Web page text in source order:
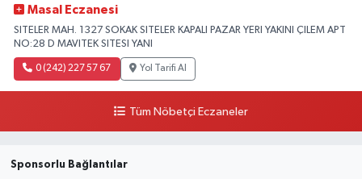
Masal Eczanesi
SITELER MAH. 1327 SOKAK SITELER KAPALI PAZAR YERI YAKINI ÇILEM APT
NO:28 D MAVITEK SITESI YANI
0 (242) 227 57 67 Yol Tarifi Al
Tüm Nöbetçi Eczaneler
Sponsorlu Bağlantılar